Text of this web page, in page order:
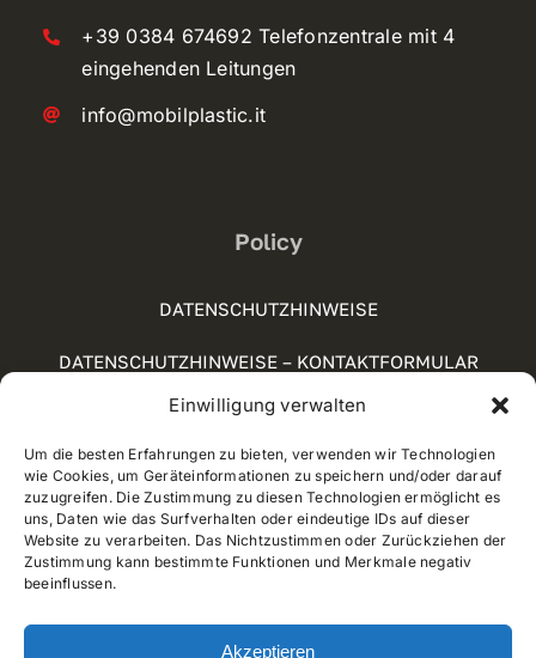
Einwilligung verwalten
Um die besten Erfahrungen zu bieten, verwenden wir Technologien
wie Cookies, um Geräteinformationen zu speichern und/oder darauf
zuzugreifen. Die Zustimmung zu diesen Technologien ermöglicht es
uns, Daten wie das Surfverhalten oder eindeutige IDs auf dieser
Website zu verarbeiten. Das Nichtzustimmen oder Zurückziehen der
Zustimmung kann bestimmte Funktionen und Merkmale negativ
beeinflussen.
Akzeptieren
+39 0384 674692 Telefonzentrale mit 4
eingehenden Leitungen
info@mobilplastic.it
Policy
DATENSCHUTZHINWEISE
DATENSCHUTZHINWEISE – KONTAKTFORMULAR
SOCIAL-MEDIA-RICHTLINIE
COOKIE POLICY (UE)
WHISTLEBLOWING
© 2012 - 2025 • Developed byWay Solutions